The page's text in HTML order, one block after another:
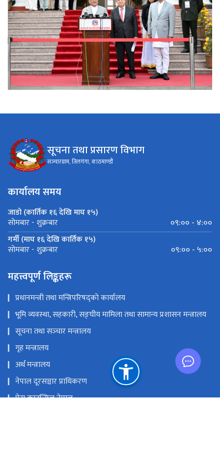
सूचना तथा प्रसारण विभाग
सञ्‍चारग्राम, तिलगंगा, काठमाण्डौं
कार्यालय समय
जाडो (कार्तिक १६ देखि माघ १५)
सोमबार - शुक्रबार
०९:०० - ४:००
गर्मी (माघ १६ देखि कार्तिक १५)
सोमबार - शुक्रबार ०९:०० - ५:००
महत्त्वपूर्ण लिङ्कहरू
प्रधानमन्त्री तथा मन्त्रिपरिषद्को कार्यालय
भूमि व्यवस्था, सहकारी, सङ्‍घीय मामिला तथा सामान्य प्रशासन मन्त्रालय
सूचना तथा सञ्‍चार मन्त्रालय
गृह मन्त्रालय
अर्थ मन्त्रालय
नेपाल दूरसञ्चार प्राधिकरण
प्रेस काउन्सिल नेपाल